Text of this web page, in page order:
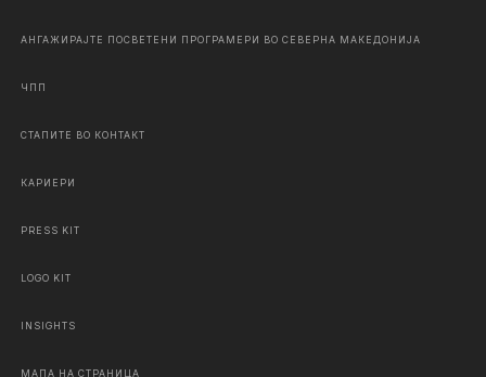
АНГАЖИРАЈТЕ ПОСВЕТЕНИ ПРОГРАМЕРИ ВО СЕВЕРНА МАКЕДОНИЈА
ЧПП
СТАПИТЕ ВО КОНТАКТ
КАРИЕРИ
PRESS KIT
LOGO KIT
INSIGHTS
МАПА НА СТРАНИЦА